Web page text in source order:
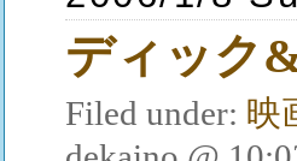
ディック
Filed under: 映